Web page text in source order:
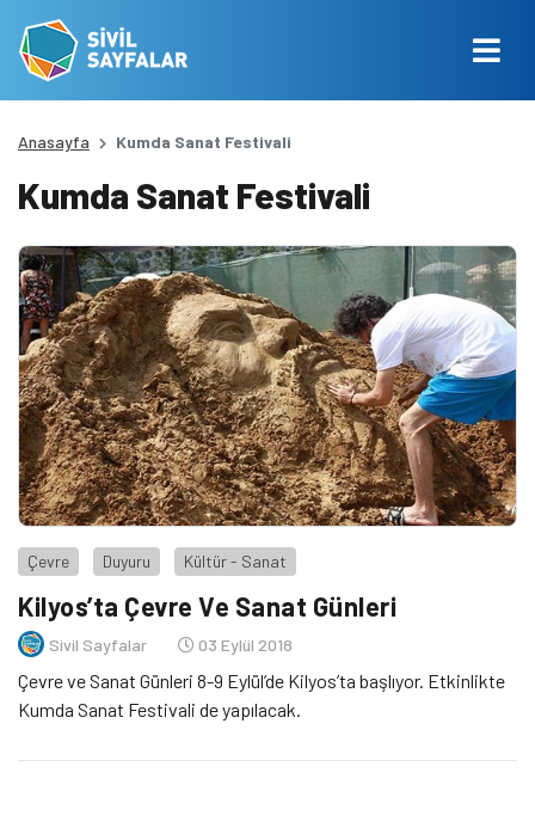
Anasayfa Kumda Sanat Festivali
Kumda Sanat Festivali
Çevre Duyuru Kültür - Sanat
Kilyos’ta Çevre Ve Sanat Günleri
Sivil Sayfalar 03 Eylül 2018
Çevre ve Sanat Günleri 8-9 Eylül’de Kilyos’ta başlıyor. Etkinlikte
Kumda Sanat Festivali de yapılacak.